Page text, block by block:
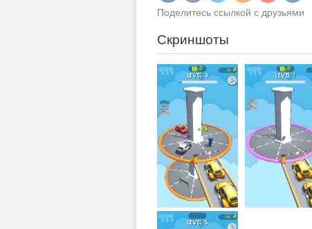
Поделитесь ссылкой с друзьями
Скриншоты